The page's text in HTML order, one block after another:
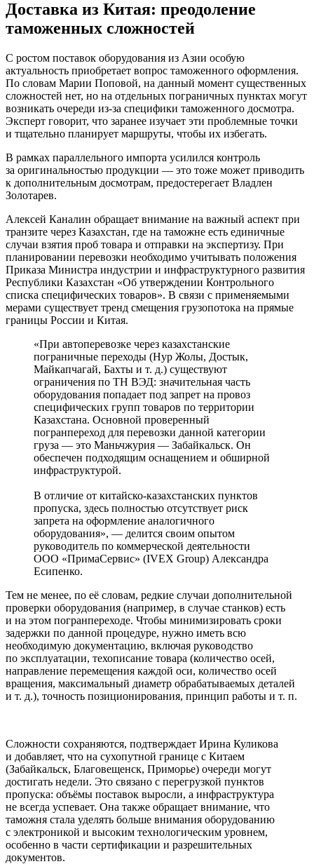
Доставка из Китая: преодоление
таможенных сложностей
С ростом поставок оборудования из Азии особую
актуальность приобретает вопрос таможенного оформления.
По словам Марии Поповой, на данный момент существенных
сложностей нет, но на отдельных пограничных пунктах могут
возникать очереди из-за специфики таможенного досмотра.
Эксперт говорит, что заранее изучает эти проблемные точки
и тщательно планирует маршруты, чтобы их избегать.
В рамках параллельного импорта усилился контроль
за оригинальностью продукции — это тоже может приводить
к дополнительным досмотрам, предостерегает Владлен
Золотарев.
Алексей Каналин обращает внимание на важный аспект при
транзите через Казахстан, где на таможне есть единичные
случаи взятия проб товара и отправки на экспертизу. При
планировании перевозки необходимо учитывать положения
Приказа Министра индустрии и инфраструктурного развития
Республики Казахстан «Об утверждении Контрольного
списка специфических товаров». В связи с применяемыми
мерами существует тренд смещения грузопотока на прямые
границы России и Китая.
«При автоперевозке через казахстанские
пограничные переходы (Нур Жолы, Достык,
Майкапчагай, Бахты и т. д.) существуют
ограничения по ТН ВЭД: значительная часть
оборудования попадает под запрет на провоз
специфических групп товаров по территории
Казахстана. Основной проверенный
погранпереход для перевозки данной категории
груза — это Маньчжурия — Забайкальск. Он
обеспечен подходящим оснащением и обширной
инфраструктурой.
В отличие от китайско-­казахстанских пунктов
пропуска, здесь полностью отсутствует риск
запрета на оформление аналогичного
оборудования», — делится своим опытом
руководитель по коммерческой деятельности
ООО «ПримаСервис» (IVEX Group) Александра
Есипенко.
Тем не менее, по её словам, редкие случаи дополнительной
проверки оборудования (например, в случае станков) есть
и на этом погранпереходе. Чтобы минимизировать сроки
задержки по данной процедуре, нужно иметь всю
необходимую документацию, включая руководство
по эксплуатации, техописание товара (количество осей,
направление перемещения каждой оси, количество осей
вращения, максимальный диаметр обрабатываемых деталей
и т. д.), точность позиционирования, принцип работы и т. п.
Сложности сохраняются, подтверждает Ирина Куликова
и добавляет, что на сухопутной границе с Китаем
(Забайкальск, Благовещенск, Приморье) очереди могут
достигать недели. Это связано с перегрузкой пунктов
пропуска: объёмы поставок выросли, а инфраструктура
не всегда успевает. Она также обращает внимание, что
таможня стала уделять больше внимания оборудованию
с электроникой и высоким технологическим уровнем,
особенно в части сертификации и разрешительных
документов.